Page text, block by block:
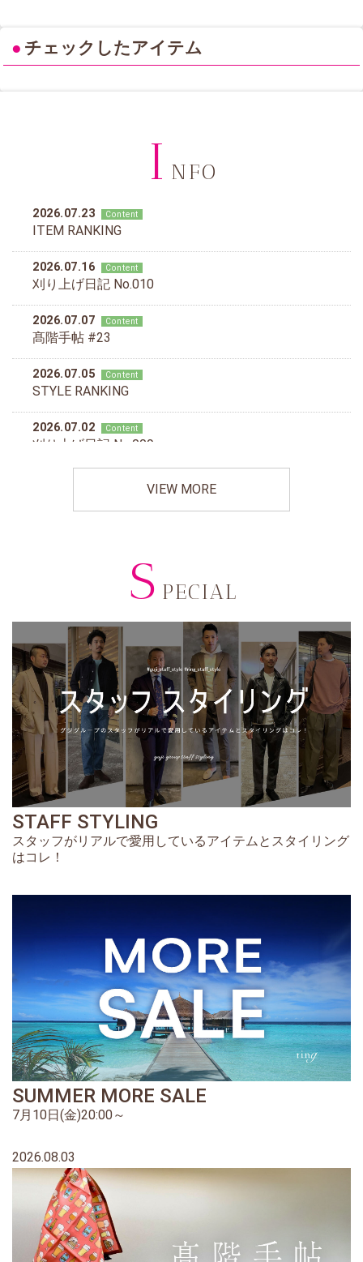
● チェックしたアイテム
I NFO
VIEW MORE
S PECIAL
STAFF STYLING
スタッフがリアルで愛用しているアイテムとスタイリング
はコレ！
SUMMER MORE SALE
7月10日(金)20:00～
2026.08.03